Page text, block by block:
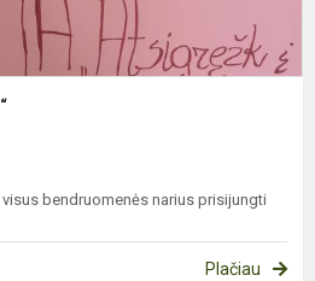
bendruomenės narius prisijungti
Plačiau